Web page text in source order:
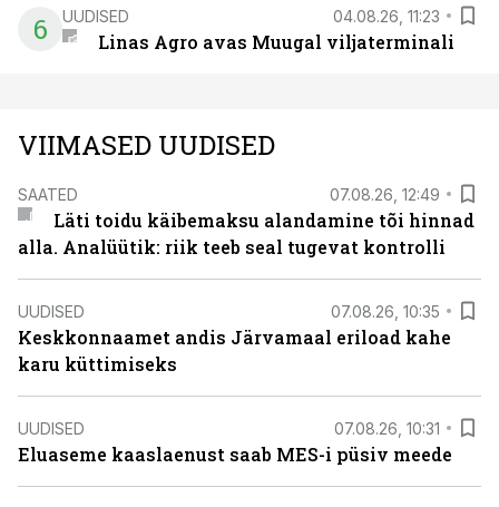
6 UUDISED 04.08.26, 11:23
Linas Agro avas Muugal viljaterminali
VIIMASED UUDISED
SAATED 07.08.26, 12:49
Läti toidu käibemaksu alandamine tõi hinnad
alla. Analüütik: riik teeb seal tugevat kontrolli
UUDISED 07.08.26, 10:35
Keskkonnaamet andis Järvamaal eriload kahe
karu küttimiseks
UUDISED 07.08.26, 10:31
Eluaseme kaaslaenust saab MES-i püsiv meede